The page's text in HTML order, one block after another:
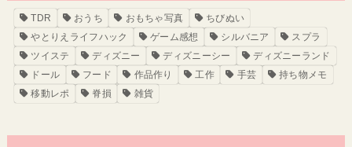
TDR おうち おもちゃ写真
ちびぬい
やとりえライフハック
ゲーム感想 シルバニア
スプラ
ツイステ
ディズニー ディズニーシー
ディズニーランド
ドール
フード 作品作り 工作 手芸
持ち物メモ
移動レポ
脊損 雑貨